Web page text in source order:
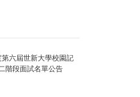
六屆世新大學校園記
階段面試名單公告